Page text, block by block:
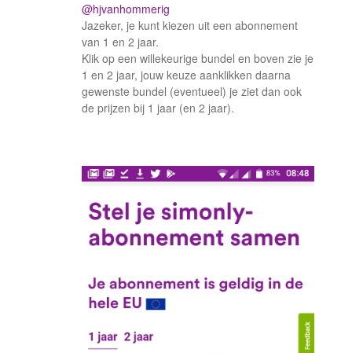
@hjvanhommerig
Jazeker, je kunt kiezen uit een abonnement
van 1 en 2 jaar.
Klik op een willekeurige bundel en boven zie je
1 en 2 jaar, jouw keuze aanklikken daarna
gewenste bundel (eventueel) je ziet dan ook
de prijzen bij 1 jaar (en 2 jaar).